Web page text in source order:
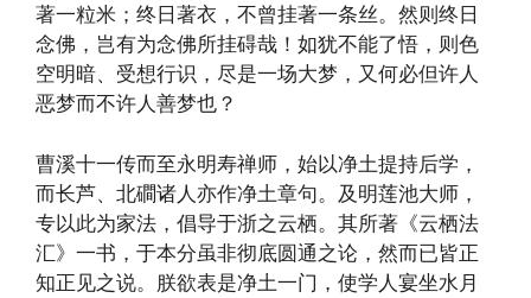
著一粒米；终日著衣，不曾挂著一条丝。然则终日
念佛，岂有为念佛所挂碍哉！如犹不能了悟，则色
空明暗、受想行识，尽是一场大梦，又何必但许人
恶梦而不许人善梦也？
曹溪十一传而至永明寿禅师，始以净土提持后学，
而长芦、北磵诸人亦作净土章句。及明莲池大师，
专以此为家法，倡导于浙之云栖。其所著《云栖法
汇》一书，于本分虽非彻底圆通之论，然而已皆正
知正见之说。朕欲表是净土一门，使学人宴坐水月